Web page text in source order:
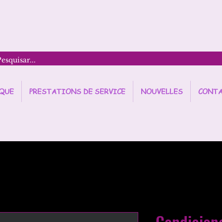
PRESTATIONS DE SERVICE NOUVELLES